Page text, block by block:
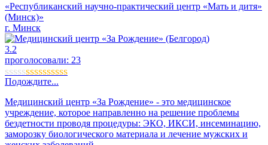
«Республиканский научно-практический центр «Мать и дитя»
(Минск)»
г. Минск
3.2
проголосовали: 23
Подождите...
Медицинский центр «За Рождение» - это медицинское
учреждение, которое направленно на решение проблемы
бездетности проводя процедуры: ЭКО, ИКСИ, инсеминацию,
заморозку биологического материала и лечение мужских и